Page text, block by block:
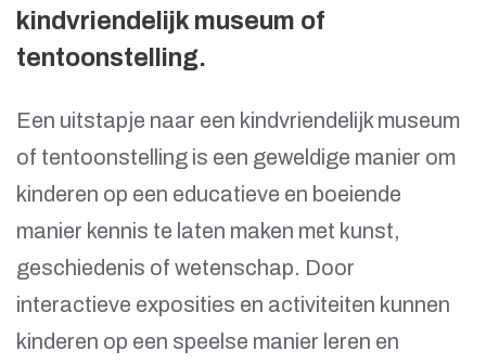
kindvriendelijk museum of
tentoonstelling.
Een uitstapje naar een kindvriendelijk museum
of tentoonstelling is een geweldige manier om
kinderen op een educatieve en boeiende
manier kennis te laten maken met kunst,
geschiedenis of wetenschap. Door
interactieve exposities en activiteiten kunnen
kinderen op een speelse manier leren en